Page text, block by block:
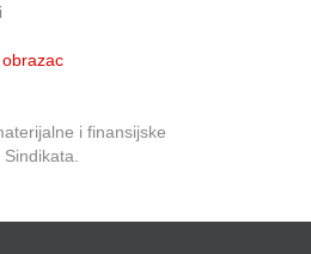
i finansijske